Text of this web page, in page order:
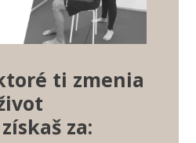
ti zmenia
za: